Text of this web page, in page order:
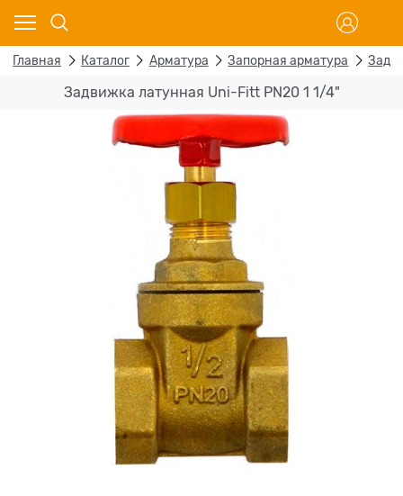
Главная Каталог Арматура Запорная арматура
Задвижка латунная Uni-Fitt PN20 1 1/4"